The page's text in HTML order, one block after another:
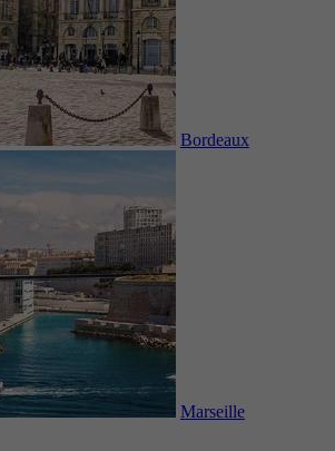
Bordeaux
Marseille